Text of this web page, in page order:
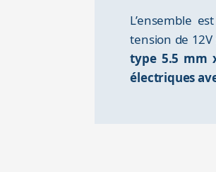
L’ensemble
tension de
type 5.5 mm
électriques